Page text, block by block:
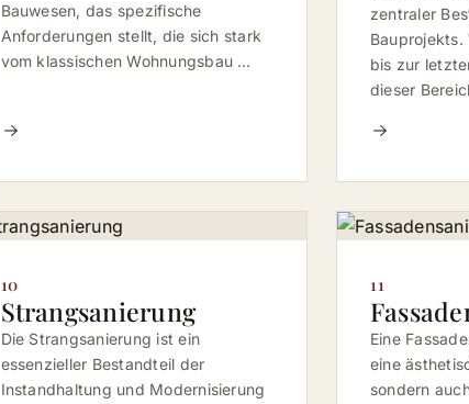
Bauwesen, das spezifische
Anforderungen stellt, die sich stark
vom klassischen Wohnungsbau …
zentraler
Bauprojekts.
bis zur
dieser
10
Strangsanierung
Die Strangsanierung ist ein
essenzieller Bestandteil der
Instandhaltung und Modernisierung
11
Eine
eine
sondern